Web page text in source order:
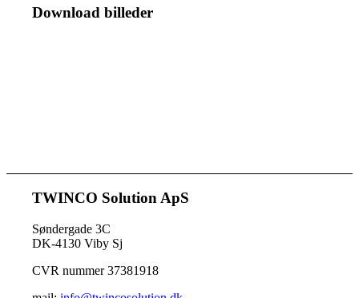
Download billeder
TWINCO Solution ApS
Søndergade 3C
DK-4130 Viby Sj
CVR nummer 37381918